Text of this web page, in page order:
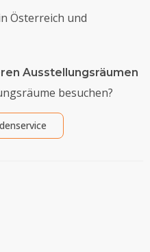
Österreich und
Ausstellungsräumen
besuchen?